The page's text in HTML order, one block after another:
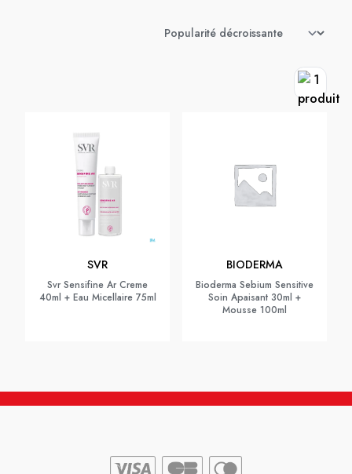
SVR
Svr Sensifine Ar Creme
40ml + Eau Micellaire 75ml
BIODERMA
Bioderma Sebium Sensitive
Soin Apaisant 30ml +
Mousse 100ml